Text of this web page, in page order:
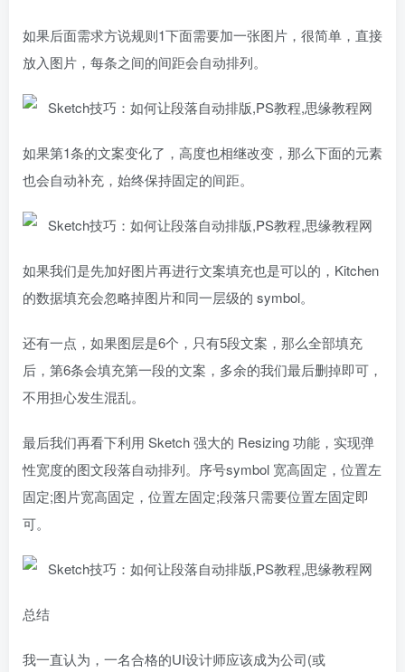
如果后面需求方说规则1下面需要加一张图片，很简单，直接
放入图片，每条之间的间距会自动排列。
如果第1条的文案变化了，高度也相继改变，那么下面的元素
也会自动补充，始终保持固定的间距。
如果我们是先加好图片再进行文案填充也是可以的，Kitchen
的数据填充会忽略掉图片和同一层级的 symbol。
还有一点，如果图层是6个，只有5段文案，那么全部填充
后，第6条会填充第一段的文案，多余的我们最后删掉即可，
不用担心发生混乱。
最后我们再看下利用 Sketch 强大的 Resizing 功能，实现弹
性宽度的图文段落自动排列。序号symbol 宽高固定，位置左
固定;图片宽高固定，位置左固定;段落只需要位置左固定即
可。
总结
我一直认为，一名合格的UI设计师应该成为公司(或